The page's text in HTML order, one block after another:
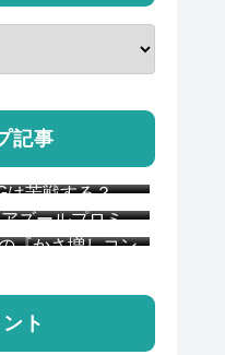
記事
は苦戦する？
明 “MMOは
ズールプロミ
『かさ増しコン
ー達が議論
ト